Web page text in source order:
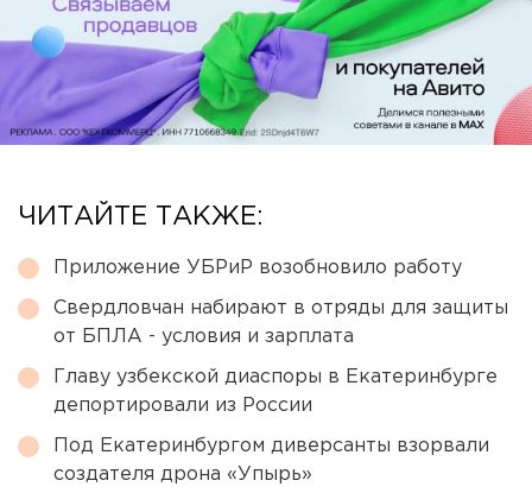
ЧИТАЙТЕ ТАКЖЕ:
Приложение УБРиР возобновило работу
Свердловчан набирают в отряды для защиты
от БПЛА - условия и зарплата
Главу узбекской диаспоры в Екатеринбурге
депортировали из России
Под Екатеринбургом диверсанты взорвали
создателя дрона «Упырь»